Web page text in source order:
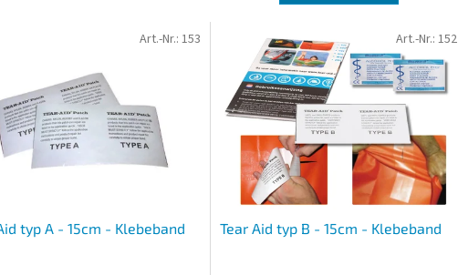
typ A - 15cm - Klebeband
Art.-Nr.: 153
Tear Aid typ B - 15cm - Klebeband
Art.-Nr.: 152